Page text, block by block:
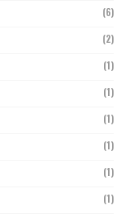
(6)
(2)
(1)
(1)
(1)
(1)
(1)
(1)